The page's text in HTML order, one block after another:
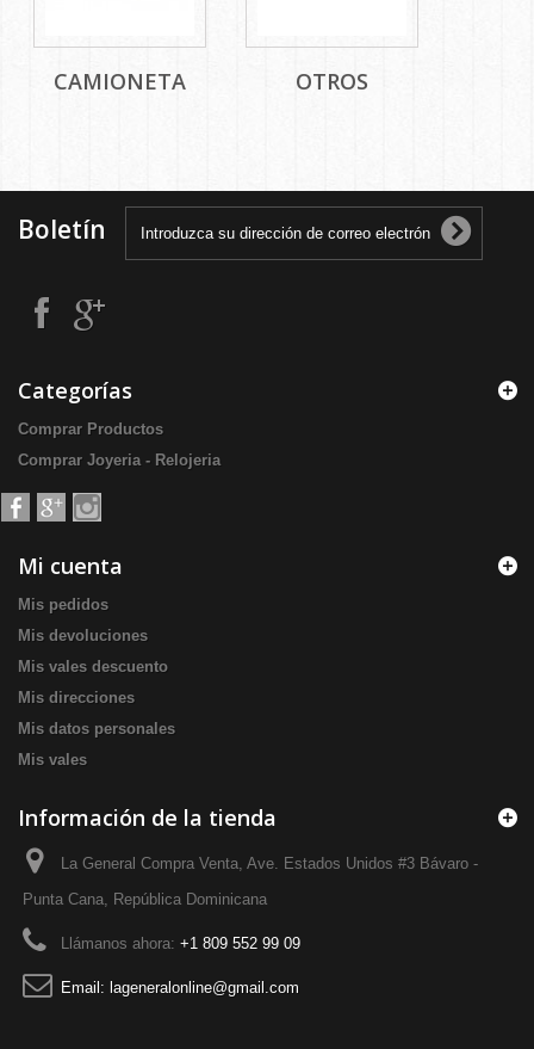
CAMIONETA OTROS
Boletín
Categorías
Comprar Productos
Comprar Joyeria - Relojeria
Mi cuenta
Mis pedidos
Mis devoluciones
Mis vales descuento
Mis direcciones
Mis datos personales
Mis vales
Información de la tienda
La General Compra Venta, Ave. Estados Unidos #3 Bávaro -
Punta Cana, República Dominicana
Llámanos ahora: +1 809 552 99 09
Email: lageneralonline@gmail.com